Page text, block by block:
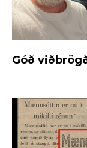
Góð